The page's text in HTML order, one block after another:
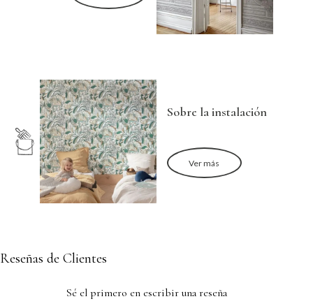
Sobre la instalación
Ver más
Reseñas de Clientes
Sé el primero en escribir una reseña